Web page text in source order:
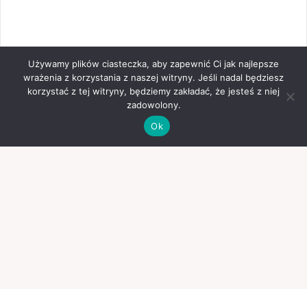
Używamy plików ciasteczka, aby zapewnić Ci jak najlepsze
wrażenia z korzystania z naszej witryny. Jeśli nadal będziesz
korzystać z tej witryny, będziemy zakładać, że jesteś z niej
zadowolony.
Ok